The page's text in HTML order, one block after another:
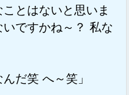
とはないと思いま
ですかね～？ 私な
だ笑 へ～笑」